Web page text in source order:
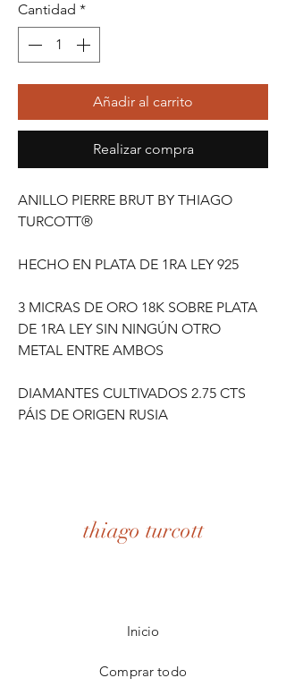
Cantidad *
Añadir al carrito
Realizar compra
ANILLO PIERRE BRUT BY THIAGO
TURCOTT®
HECHO EN PLATA DE 1RA LEY 925
3 MICRAS DE ORO 18K SOBRE PLATA
DE 1RA LEY SIN NINGÚN OTRO
METAL ENTRE AMBOS
DIAMANTES CULTIVADOS 2.75 CTS
PÁIS DE ORIGEN RUSIA
thiago turcott
Inicio
Comprar todo